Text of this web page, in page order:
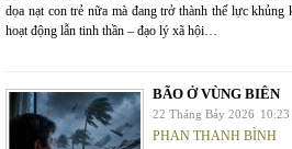
dọa nạt con trẻ nữa mà đang trở thành thế lực
hoạt động lẫn tinh thần – đạo lý xã hội…
BÃO Ở VÙNG BIÊN
22 Tháng Bảy 2026 10:23
PHAN THANH BÌNH